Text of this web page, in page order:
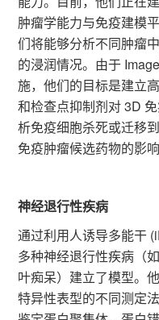
肿瘤学能力与免疫建模
们将能够分析不同肿瘤
的浸润情况。由于
施，他们的目标是建立
和检查点抑制剂对 3D
析免疫细胞杀死或迁移
免疫肿瘤候选药物的影响
神经退行性疾病
通过利用人诱导多能干
多种神经退行性疾病（
叶痴呆）建立了模型。
特异性表型的不同测定